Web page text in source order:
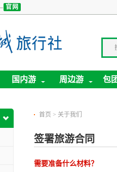
官网
国内游 周边游 包
首页 > 关于我们
签署旅游合同
需要准备什么材料？